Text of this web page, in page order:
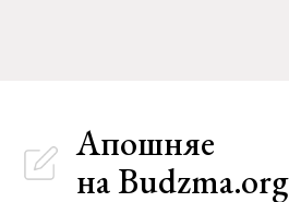
Апошняе
на Budzma.org